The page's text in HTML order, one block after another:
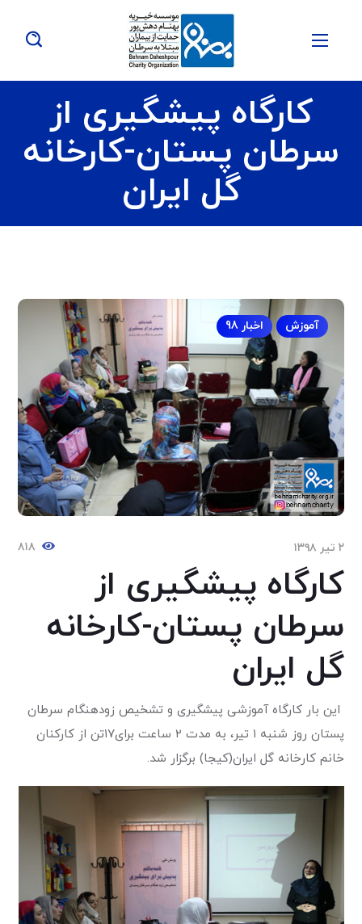
کارگاه پیشگیری از
سرطان پستان-کارخانه
گل ایران
آموزش اخبار 98
۲ تیر ۱۳۹۸ ۸۱۸
کارگاه پیشگیری از
سرطان پستان-کارخانه
گل ایران
این بار کارگاه آموزشی پیشگیری و تشخیص زودهنگام سرطان
پستان روز شنبه ۱ تیر، به مدت ۲ ساعت برای۱۷تن از کارکنان
خانم کارخانه گل ایران(کیجا) برگزار شد.